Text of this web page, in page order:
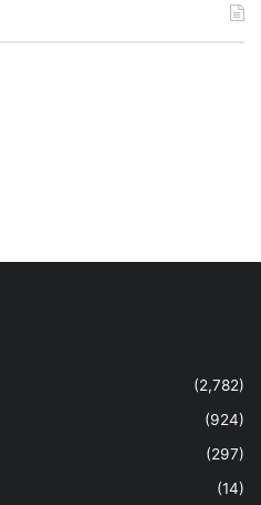
(2,782)
(924)
(297)
(14)